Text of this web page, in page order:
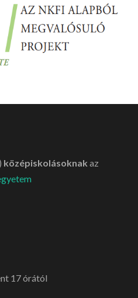
középiskolásoknak az
17 órától